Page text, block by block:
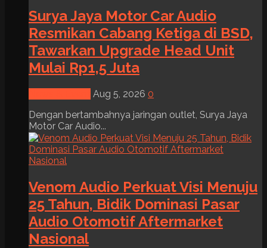
Surya Jaya Motor Car Audio
Resmikan Cabang Ketiga di BSD,
Tawarkan Upgrade Head Unit
Mulai Rp1,5 Juta
Aug 5, 2026 0
Dengan bertambahnya jaringan outlet, Surya Jaya
Motor Car Audio...
Venom Audio Perkuat Visi Menuju
25 Tahun, Bidik Dominasi Pasar
Audio Otomotif Aftermarket
Nasional